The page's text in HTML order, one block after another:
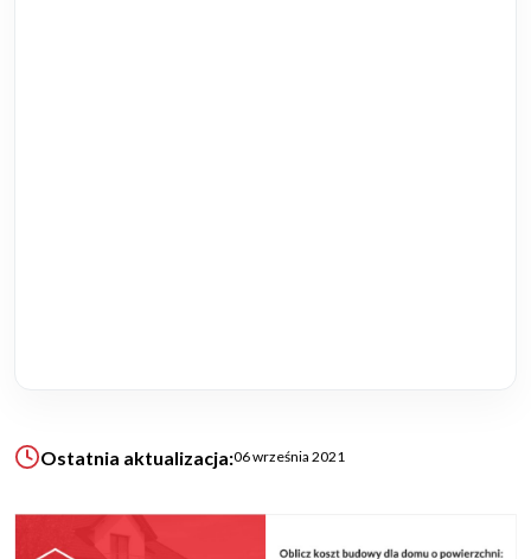
Ogrody
KALKULATOR BUDOWY
Ostatnia aktualizacja:06 września 2021